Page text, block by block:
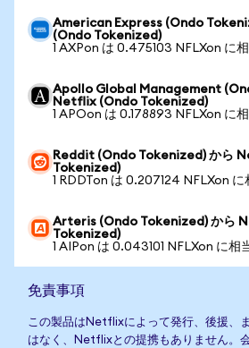
American Express (Ondo
(Ondo Tokenized)
1 AXPon は 0.475103 NFLXon に
Apollo Global Management
Netflix (Ondo Tokenized)
1 APOon は 0.178893 NFLXon に
Reddit (Ondo Tokenized) から
Tokenized)
1 RDDTon は 0.207124 NFLXon に
Arteris (Ondo Tokenized) から
Tokenized)
1 AIPon は 0.043101 NFLXon に相
免責事項
この製品はNetflixによって発行、後援、
はなく、Netflixとの提携もありません。